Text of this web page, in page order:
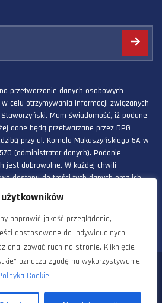
poprawić jakość przeglądania,
dostosowane do indywidualnych
analizować ruch na stronie. Kliknięcie
oznacza zgodę na wykorzystywanie
Cookie
przetwarzanie danych osobowych
celu otrzymywania informacji związanych
Staworzyński. Mam świadomość, iż podane
dane będą przetwarzane przez DPG
przy ul. Kornela Makuszyńskiego 5A w
(administrator danych). Podanie
jest dobrowolne. W każdej chwili
dostępu do treści tych danych oraz ich
zgoda może być odwołana w każdym
Gospodarcze Staworzyński. Wszelkie